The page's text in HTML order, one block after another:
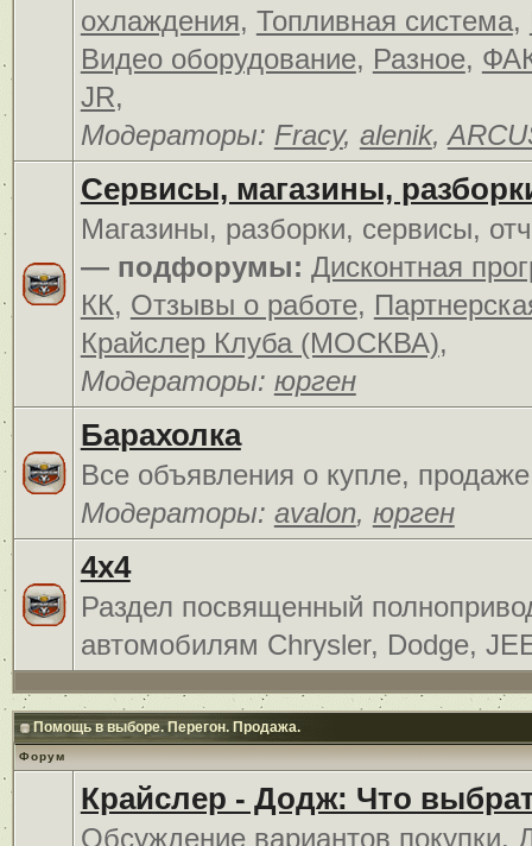
охлаждения, Топливная система,
Видео оборудование, Разное,
JR,
Модераторы: Fracy, alenik,
Сервисы, магазины,
Магазины, разборки, сервисы,
— подфорумы: Дисконтная
КК, Отзывы о работе,
Крайслер Клуба (МОСКВА),
Модераторы: юрген
Барахолка
Все объявления о купле,
Модераторы: avalon, юрген
4x4
Раздел посвященный
автомобилям Chrysler, Dodge,
Помощь в выборе. Перегон. Продажа.
Форум
Крайслер - Додж: Что
Обсуждение вариантов покупки.